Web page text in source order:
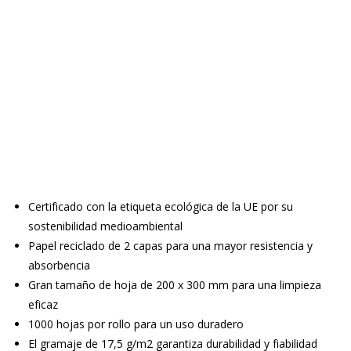
Certificado con la etiqueta ecológica de la UE por su
sostenibilidad medioambiental
Papel reciclado de 2 capas para una mayor resistencia y
absorbencia
Gran tamaño de hoja de 200 x 300 mm para una limpieza
eficaz
1000 hojas por rollo para un uso duradero
El gramaje de 17,5 g/m2 garantiza durabilidad y fiabilidad